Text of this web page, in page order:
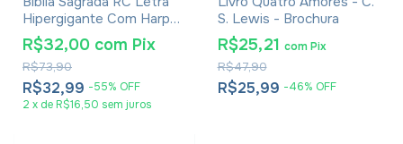
Hipergigante Com Harpa
Avivada E Corinhos Capa
Dura Flores Realista
R$32,99 -55% OFF
R$73,90
R$32,00 com Pix
2 x de R$16,50 sem juros
S. Lewis - Brochura
R$25,99 -46% OFF
R$47,90
R$25,21 com Pix